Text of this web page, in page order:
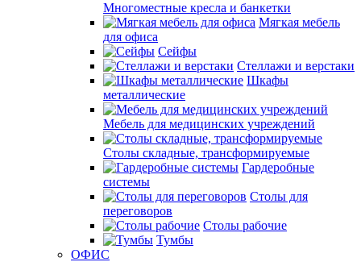
Многоместные кресла и банкетки
Мягкая мебель
для офиса
Сейфы
Стеллажи и верстаки
Шкафы
металлические
Мебель для медицинских учреждений
Столы складные, трансформируемые
Гардеробные
системы
Столы для
переговоров
Столы рабочие
Тумбы
ОФИС